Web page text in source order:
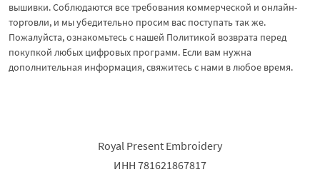
вышивки. Соблюдаются все требования коммерческой и онлайн-
торговли, и мы убедительно просим вас поступать так же.
Пожалуйста, ознакомьтесь с нашей Политикой возврата перед
покупкой любых цифровых программ. Если вам нужна
дополнительная информация, свяжитесь с нами в любое время.
Royal Present Embroidery
ИНН 781621867817